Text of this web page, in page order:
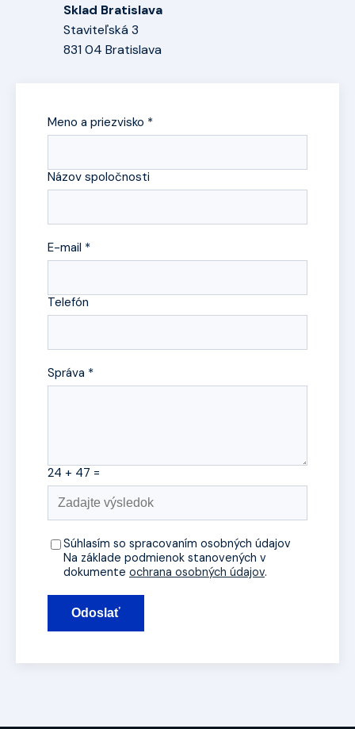
Sklad Bratislava
Staviteľská 3
831 04 Bratislava
Meno a priezvisko *
Názov spoločnosti
E-mail *
Telefón
Správa *
24 + 47 =
Súhlasím so spracovaním osobných údajov
Na základe podmienok stanovených v
dokumente ochrana osobných údajov.
Odoslať